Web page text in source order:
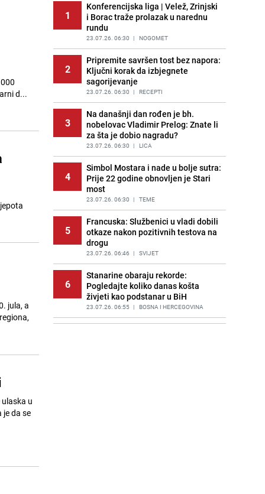
d...
jula, a
u
da se
12
Šta se dešava u sarajevskom
naselju Vraca? Policija zaprimila
dojavu, izašli na teren
PRIJE 2 DANA | CRNA HRONIKA
13
Pijana sjela za volan: Osiguranje
odbilo isplatu štete na vozilu koje je
slupala Anja Ljubojević
PRIJE 1 DAN | BOSNA I HERCEGOVINA
14
Meteorolozi za danas podigli
upozorenja za 3 regije: Objavljena
prognoza do petka - stiže kiša?
PRIJE 2 DANA | BOSNA I HERCEGOVINA
15
Uklonite kamenac sa slavina u
kupatilu: Dovoljna je ova smjesa
PRIJE 2 DANA | ŽIVOT I STIL
1
Konferencijska liga | Velež, Zrinjski
i Borac traže prolazak u narednu
rundu
23.07.26. 06:30 | NOGOMET
2
Pripremite savršen tost bez napora:
Ključni korak da izbjegnete
sagorijevanje
23.07.26. 06:30 | RECEPTI
3
Na današnji dan rođen je bh.
nobelovac Vladimir Prelog: Znate li
za šta je dobio nagradu?
23.07.26. 06:30 | LICA
4
Simbol Mostara i nade u bolje sutra:
Prije 22 godine obnovljen je Stari
most
23.07.26. 06:30 | TEME
5
Francuska: Službenici u vladi dobili
otkaze nakon pozitivnih testova na
drogu
23.07.26. 06:46 | SVIJET
6
Stanarine obaraju rekorde:
Pogledajte koliko danas košta
živjeti kao podstanar u BiH
23.07.26. 06:55 | BOSNA I HERCEGOVINA